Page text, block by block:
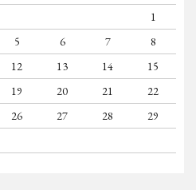
1
5 6 7
8
12 13 14
15
19 20 21
22
26 27 28
29